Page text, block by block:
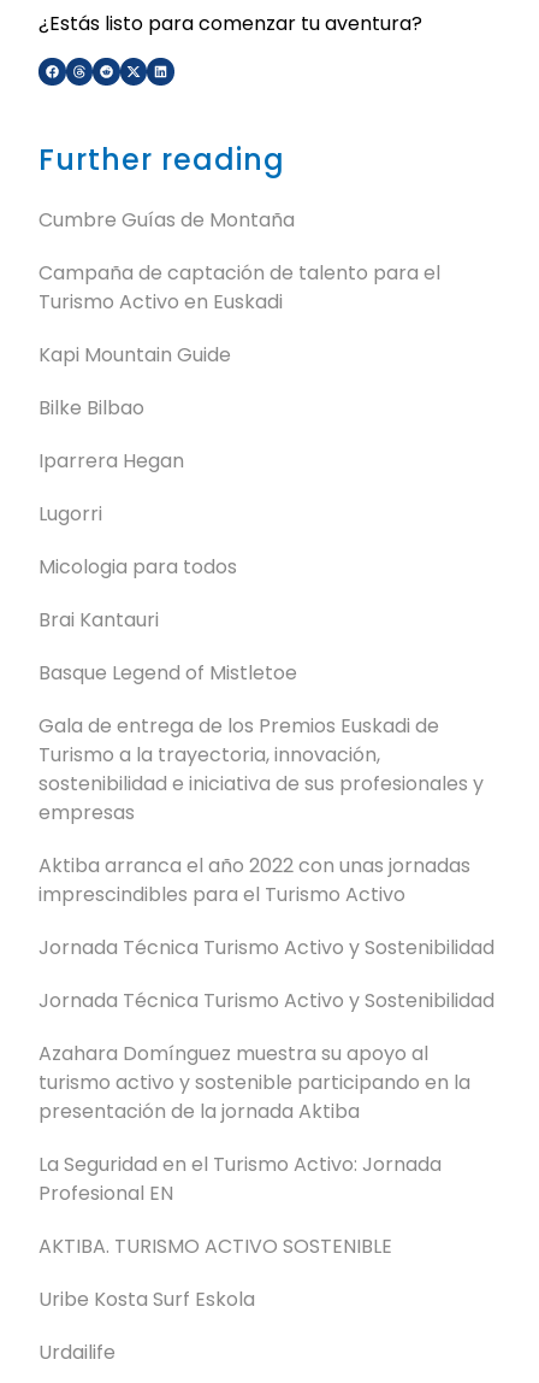
¿Estás listo para comenzar tu aventura?
Further reading
Cumbre Guías de Montaña
Campaña de captación de talento para el
Turismo Activo en Euskadi
Kapi Mountain Guide
Bilke Bilbao
Iparrera Hegan
Lugorri
Micologia para todos
Brai Kantauri
Basque Legend of Mistletoe
Gala de entrega de los Premios Euskadi de
Turismo a la trayectoria, innovación,
sostenibilidad e iniciativa de sus profesionales y
empresas
Aktiba arranca el año 2022 con unas jornadas
imprescindibles para el Turismo Activo
Jornada Técnica Turismo Activo y Sostenibilidad
Jornada Técnica Turismo Activo y Sostenibilidad
Azahara Domínguez muestra su apoyo al
turismo activo y sostenible participando en la
presentación de la jornada Aktiba
La Seguridad en el Turismo Activo: Jornada
Profesional EN
AKTIBA. TURISMO ACTIVO SOSTENIBLE
Uribe Kosta Surf Eskola
Urdailife